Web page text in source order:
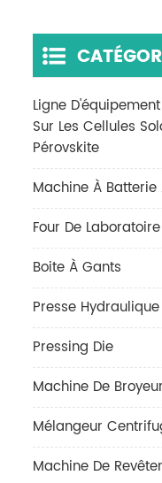
Ligne
Sur Les Cellules
Pérovskite
Machine À Batterie
Four De Laboratoire
Boite À Gants
Presse Hydraulique
Pressing Die
Machine De
Mélangeur
Machine De